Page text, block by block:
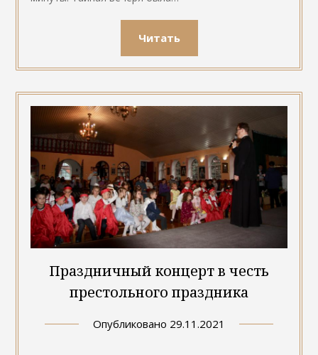
Читать
Праздничный концерт в честь
престольного праздника
Опубликовано 29.11.2021